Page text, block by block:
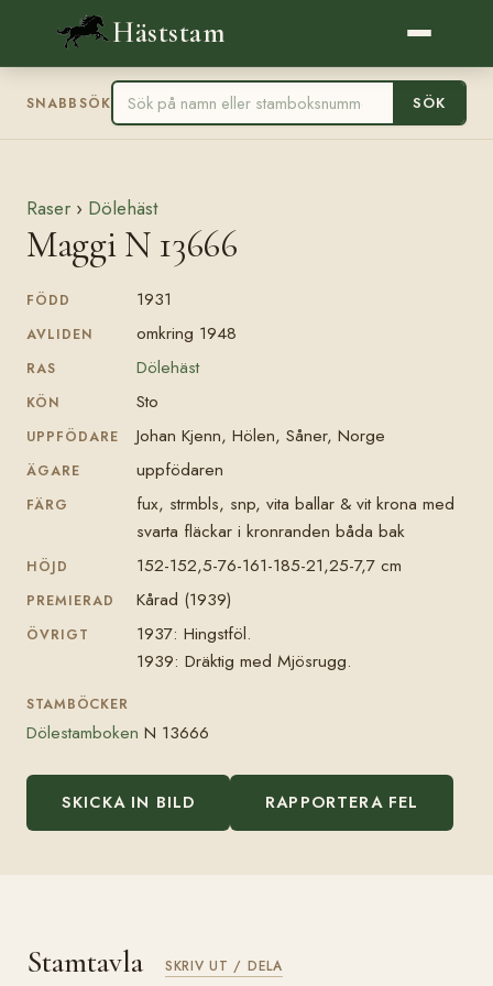
Häststam
SNABBSÖK SÖK
Raser › Dölehäst
Maggi N 13666
FÖDD 1931
AVLIDEN omkring 1948
RAS Dölehäst
KÖN Sto
UPPFÖDARE Johan Kjenn, Hölen, Såner, Norge
ÄGARE uppfödaren
FÄRG
fux, strmbls, snp, vita ballar & vit krona med
svarta fläckar i kronranden båda bak
HÖJD 152-152,5-76-161-185-21,25-7,7 cm
PREMIERAD Kårad (1939)
ÖVRIGT
1937: Hingstföl.
1939: Dräktig med Mjösrugg.
STAMBÖCKER
Dölestamboken N 13666
SKICKA IN BILD RAPPORTERA FEL
Stamtavla SKRIV UT / DELA